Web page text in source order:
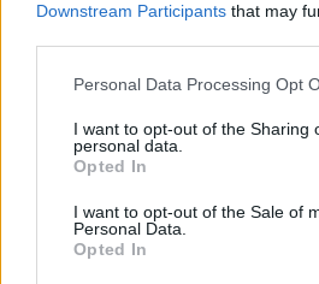
Downstream Participants that may
Please note that this website/app
not limited to your visit or usage
grant or deny consent to Google
use your data for below specified
consent section.
Personal Data Processing Opt
I want to opt-out of the Sharing
personal data.
Opted In
I want to opt-out of the Sale of
Personal Data.
Opted In
οι κανόνες δεν είναι ίδιοι για